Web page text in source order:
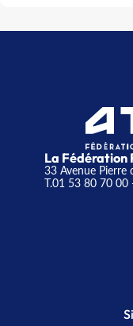
La Fédération
33 Avenue Pierre
T.01 53 80 70 00